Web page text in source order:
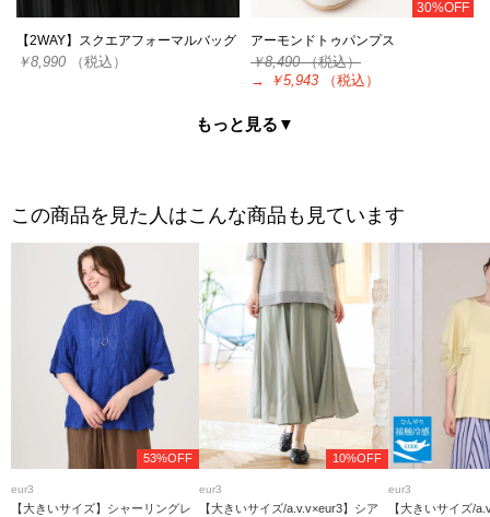
【2WAY】スクエアフォーマルバッグ
￥8,990 （税込）
30%OFF
アーモンドトゥパンプス
￥8,490（税込）
→
￥5,943 （税込）
もっと見る▼
この商品を見た人はこんな商品も見ています
53%OFF
eur3
【大きいサイズ】シャーリングレ
10%OFF
eur3
【大きいサイズ/a.v.v×eur3】シア
eur3
【大きいサイズ/